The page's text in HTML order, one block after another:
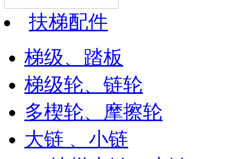
扶梯配件
梯级、踏板
梯级轮、链轮
多楔轮、摩擦轮
大链 、小链